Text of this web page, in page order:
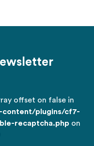
offset on false in
plugins/cf7-
recaptcha.php on